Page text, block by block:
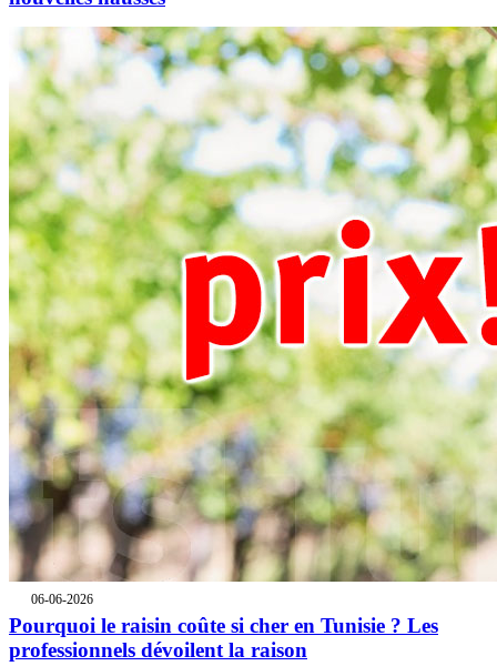
06-06-2026
Pourquoi le raisin coûte si cher en Tunisie ? Les
professionnels dévoilent la raison